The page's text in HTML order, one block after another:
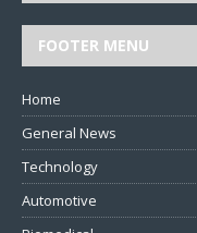
FOOTER MENU
Home
General News
Technology
Automotive